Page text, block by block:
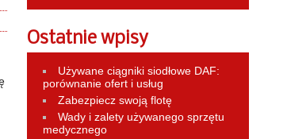
Ostatnie wpisy
Używane ciągniki siodłowe DAF:
porównanie ofert i usług
Zabezpiecz swoją flotę
Wady i zalety używanego sprzętu
medycznego